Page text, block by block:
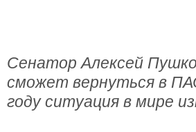
Сенатор Алексей
сможет вернуться в
году ситуация в мире